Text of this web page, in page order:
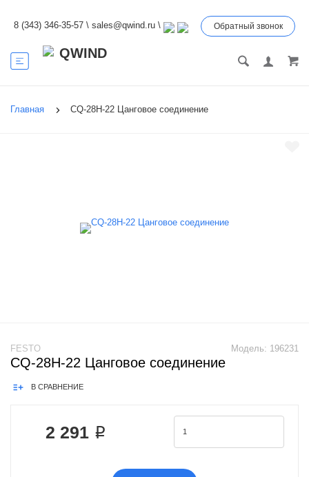
8 (343) 346-35-57 \ sales@qwind.ru \ Обратный звонок
Главная CQ-28H-22 Цанговое соединение
Модель: 196231
FESTO
CQ-28H-22 Цанговое соединение
В СРАВНЕНИЕ
2 291 ₽